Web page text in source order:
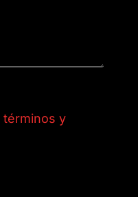
términos y